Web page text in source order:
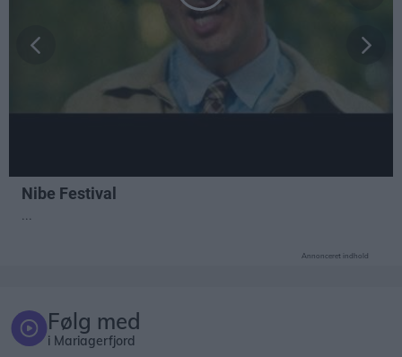
Annonceret indhold
Følg med
i Mariagerfjord